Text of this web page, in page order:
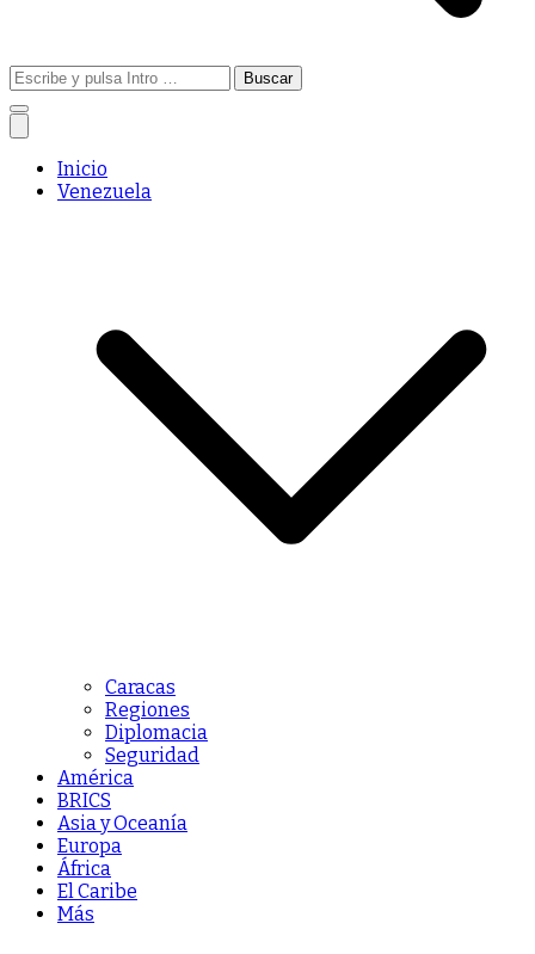
Buscar:
Inicio
Venezuela
Caracas
Regiones
Diplomacia
Seguridad
América
BRICS
Asia y Oceanía
Europa
África
El Caribe
Más